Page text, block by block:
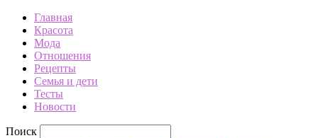
Главная
Красота
Мода
Отношения
Рецепты
Семья и дети
Тесты
Новости
Поиск